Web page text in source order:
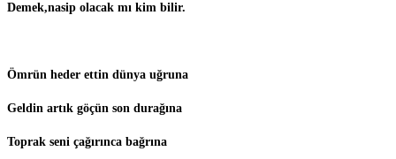
Demek,nasip olacak mı kim bilir.
Ömrün heder ettin dünya uğruna
Geldin artık göçün son durağına
Toprak seni çağırınca bağrına